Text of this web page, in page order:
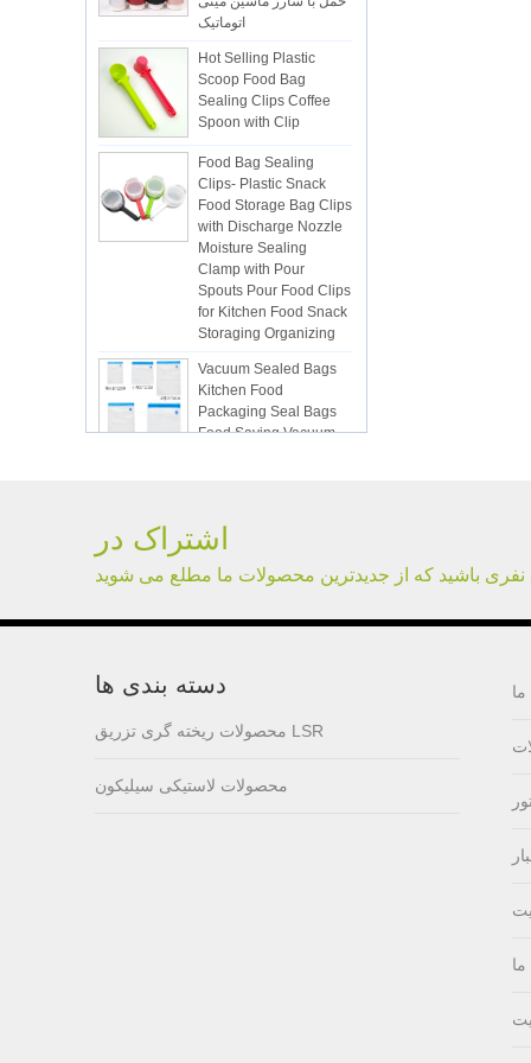
Hot Selling Plastic
Scoop Food Bag
Sealing Clips Coffee
Spoon with Clip
Clips- Plastic Snack
Food Storage Bag Clips
with Discharge Nozzle
Moisture Sealing
Clamp with Pour
Spouts Pour Food Clips
for Kitchen Food Snack
Storaging Organizing
Kitchen Food
Packaging Seal Bags
Food Saving Vacuum
Bag Storage
lsr Injection lsr+nylon
keypad
Lsr injection massager
اشتراک در
نفری باشید که از جدیدترین محصولات ما مطلع می شوید
دسته بندی ها
محصولات ریخته گری تزریق LSR
محصولات لاستیکی سیلیکون